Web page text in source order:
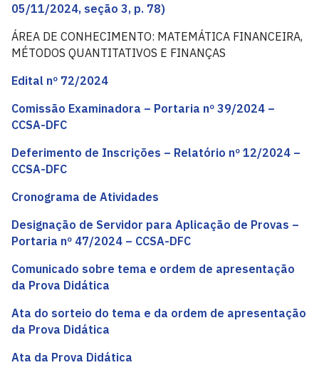
05/11/2024, seção 3, p. 78)
ÁREA DE CONHECIMENTO: MATEMÁTICA FINANCEIRA,
MÉTODOS QUANTITATIVOS E FINANÇAS
Edital nº 72/2024
Comissão Examinadora – Portaria nº 39/2024 –
CCSA-DFC
Deferimento de Inscrições – Relatório nº 12/2024 –
CCSA-DFC
Cronograma de Atividades
Designação de Servidor para Aplicação de Provas –
Portaria nº 47/2024 – CCSA-DFC
Comunicado sobre tema e ordem de apresentação
da Prova Didática
Ata do sorteio do tema e da ordem de apresentação
da Prova Didática
Ata da Prova Didática